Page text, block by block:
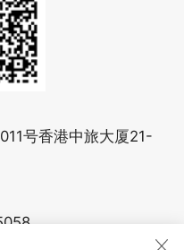
号香港中旅大厦21-